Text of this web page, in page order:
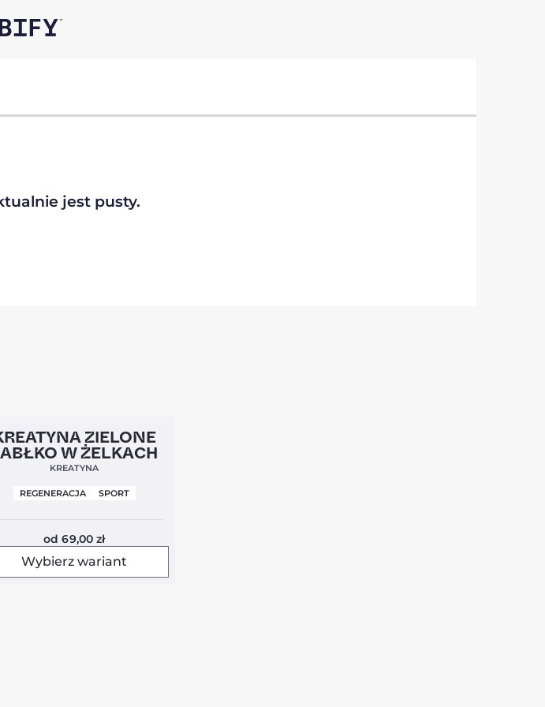
jest pusty.
4,5
ZIELONE
W ŻELKACH
KREATYNA
REGENERACJA SPORT
od 69,00zł
Wybierz wariant